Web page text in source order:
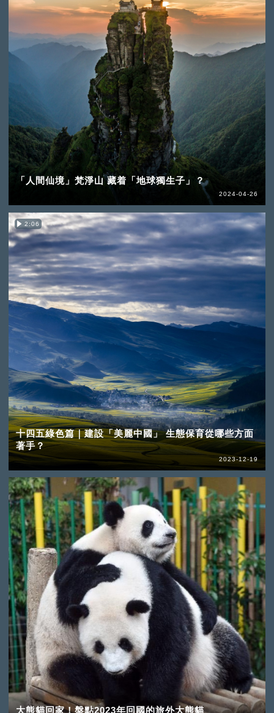
「人間仙境」梵淨山 藏着「地球獨生子」？
2024-04-26
2:06
十四五綠色篇｜建設「美麗中國」 生態保育從哪些方面
著手？
2023-12-19
大熊貓回家！盤點2023年回國的旅外大熊貓